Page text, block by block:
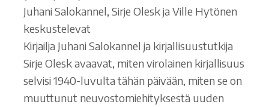
Juhani Salokannel, Sirje Olesk ja Ville Hytönen
keskustelevat
Kirjailja Juhani Salokannel ja kirjallisuustutkija
Sirje Olesk avaavat, miten virolainen kirjallisuus
selvisi 1940-luvulta tähän päivään, miten se on
muuttunut neuvostomiehityksestä uuden